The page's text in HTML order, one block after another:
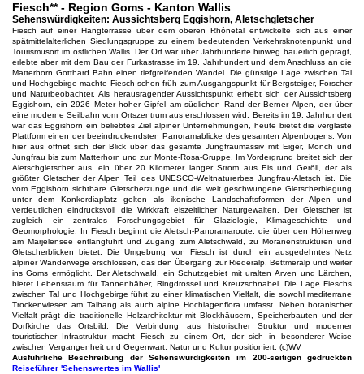
Fiesch** - Region Goms - Kanton Wallis
Sehenswürdigkeiten: Aussichtsberg Eggishorn, Aletschgletscher
Fiesch auf einer Hangterrasse über dem oberen Rhônetal entwickelte sich aus einer
spätmittelalterlichen Siedlungsgruppe zu einem bedeutenden Verkehrsknotenpunkt und
Tourismusort im östlichen Wallis. Der Ort war über Jahrhunderte hinweg bäuerlich geprägt,
erlebte aber mit dem Bau der Furkastrasse im 19. Jahrhundert und dem Anschluss an die
Matterhorn Gotthard Bahn einen tiefgreifenden Wandel. Die günstige Lage zwischen Tal
und Hochgebirge machte Fiesch schon früh zum Ausgangspunkt für Bergsteiger, Forscher
und Naturbeobachter. Als herausragender Aussichtspunkt erhebt sich der Aussichtsberg
Eggishorn, ein 2926 Meter hoher Gipfel am südlichen Rand der Berner Alpen, der über
eine moderne Seilbahn vom Ortszentrum aus erschlossen wird. Bereits im 19. Jahrhundert
war das Eggishorn ein beliebtes Ziel alpiner Unternehmungen, heute bietet die verglaste
Plattform einen der beeindruckendsten Panoramablicke des gesamten Alpenbogens. Von
hier aus öffnet sich der Blick über das gesamte Jungfraumassiv mit Eiger, Mönch und
Jungfrau bis zum Matterhorn und zur Monte-Rosa-Gruppe. Im Vordergrund breitet sich der
Aletschgletscher aus, ein über 20 Kilometer langer Strom aus Eis und Geröll, der als
größter Gletscher der Alpen Teil des UNESCO-Weltnaturerbes Jungfrau-Aletsch ist. Die
vom Eggishorn sichtbare Gletscherzunge und die weit geschwungene Gletscherbiegung
unter dem Konkordiaplatz gelten als ikonische Landschaftsformen der Alpen und
verdeutlichen eindrucksvoll die Wirkkraft eiszeitlicher Naturgewalten. Der Gletscher ist
zugleich ein zentrales Forschungsgebiet für Glaziologie, Klimageschichte und
Geomorphologie. In Fiesch beginnt die Aletsch-Panoramaroute, die über den Höhenweg
am Märjelensee entlangführt und Zugang zum Aletschwald, zu Moränenstrukturen und
Gletscherblicken bietet. Die Umgebung von Fiesch ist durch ein ausgedehntes Netz
alpiner Wanderwege erschlossen, das den Übergang zur Riederalp, Bettmeralp und weiter
ins Goms ermöglicht. Der Aletschwald, ein Schutzgebiet mit uralten Arven und Lärchen,
bietet Lebensraum für Tannenhäher, Ringdrossel und Kreuzschnabel. Die Lage Fieschs
zwischen Tal und Hochgebirge führt zu einer klimatischen Vielfalt, die sowohl mediterrane
Trockenwiesen am Talhang als auch alpine Hochlagenflora umfasst. Neben botanischer
Vielfalt prägt die traditionelle Holzarchitektur mit Blockhäusern, Speicherbauten und der
Dorfkirche das Ortsbild. Die Verbindung aus historischer Struktur und moderner
touristischer Infrastruktur macht Fiesch zu einem Ort, der sich in besonderer Weise
zwischen Vergangenheit und Gegenwart, Natur und Kultur positioniert. (c)WV
Ausführliche Beschreibung der Sehenswürdigkeiten im 200-seitigen gedruckten
Reiseführer 'Sehenswertes im Wallis'